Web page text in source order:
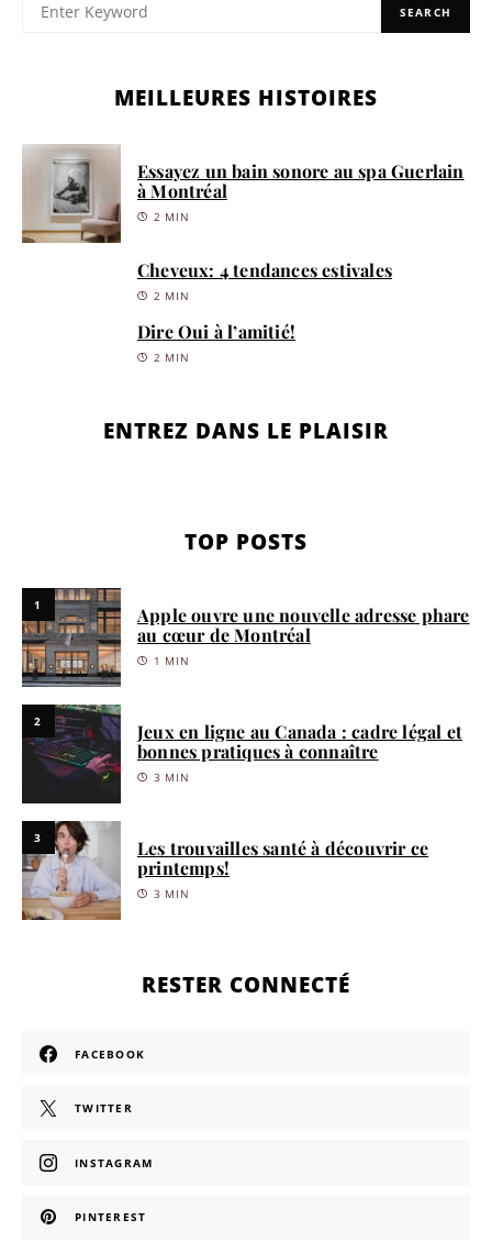
SEARCH
MEILLEURES HISTOIRES
Essayez un bain sonore au spa Guerlain
à Montréal
2 MIN
Cheveux: 4 tendances estivales
2 MIN
Dire Oui à l’amitié!
2 MIN
ENTREZ DANS LE PLAISIR
TOP POSTS
1
Apple ouvre une nouvelle adresse phare
au cœur de Montréal
1 MIN
2
Jeux en ligne au Canada : cadre légal et
bonnes pratiques à connaître
3 MIN
3
Les trouvailles santé à découvrir ce
printemps!
3 MIN
RESTER CONNECTÉ
FACEBOOK
TWITTER
INSTAGRAM
PINTEREST